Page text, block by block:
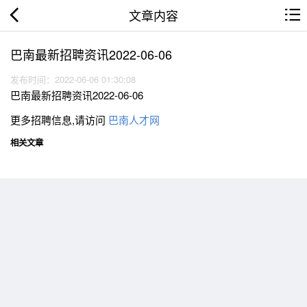
文章内容
巴南最新招聘资讯2022-06-06
发布时间：2022-06-06 01:30:08
巴南最新招聘资讯2022-06-06
更多招聘信息,请访问 巴南人才网
相关文章